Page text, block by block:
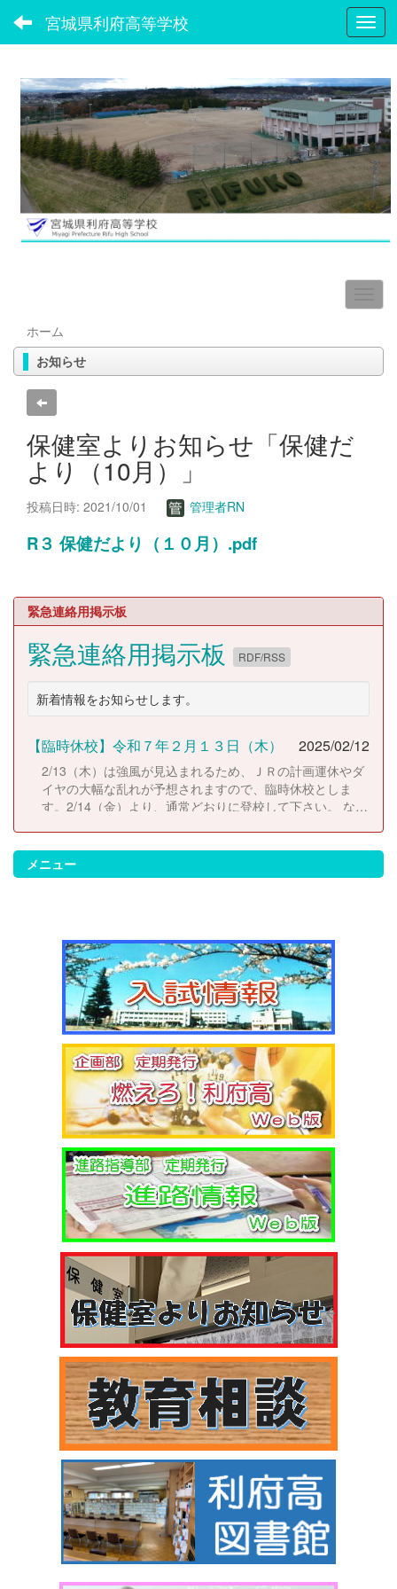
宮城県利府高等学校
ホーム
お知らせ
保健室よりお知らせ「保健だ
より（10月）」
投稿日時: 2021/10/01 管理者RN
R３ 保健だより（１０月）.pdf
緊急連絡用掲示板
緊急連絡用掲示板 RDF/RSS
新着情報をお知らせします。
【臨時休校】令和７年２月１３日（木） 2025/02/12
2/13（木）は強風が見込まれるため、ＪＲの計画運休やダ
イヤの大幅な乱れが予想されますので、臨時休校としま
す。2/14（金）より、通常どおりに登校して下さい。 な
2/18（火）考査４日目
メニュー